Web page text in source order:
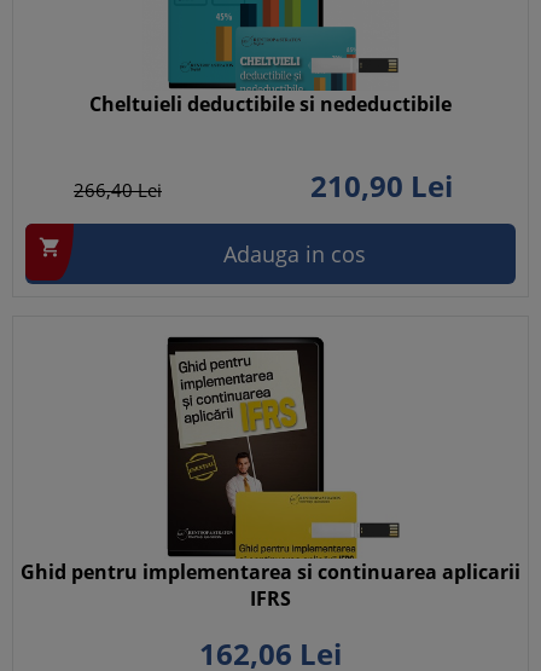
Cheltuieli deductibile si nedeductibile
266,40Lei 210,90 Lei
 Adauga in cos
Ghid pentru implementarea si continuarea aplicarii
IFRS
162,06 Lei